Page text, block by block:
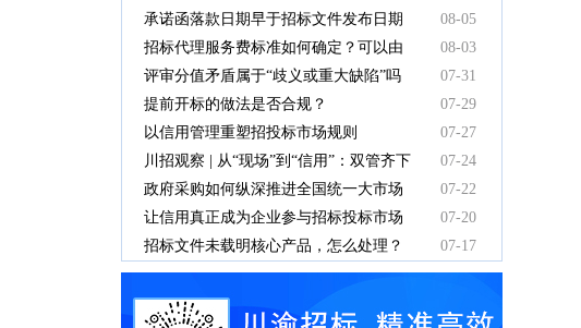
的警示
承诺函落款日期早于招标文件发布日期
有效吗
08-05
招标代理服务费标准如何确定？可以由
中标人支付吗？
08-03
评审分值矛盾属于“歧义或重大缺陷”吗
07-31
提前开标的做法是否合规？
07-29
以信用管理重塑招投标市场规则
07-27
川招观察 | 从“现场”到“信用”：双管齐下
重塑招投标新秩序
07-24
政府采购如何纵深推进全国统一大市场
建设
07-22
让信用真正成为企业参与招标投标市场
竞争的“通行证”
07-20
招标文件未载明核心产品，怎么处理？
07-17